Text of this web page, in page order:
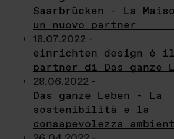
Saarbrücken - La
un nuovo partner
18.07.2022 -
einrichten design è il
partner di Das ganze
28.06.2022 -
Das ganze Leben - La
sostenibilità e la
consapevolezza